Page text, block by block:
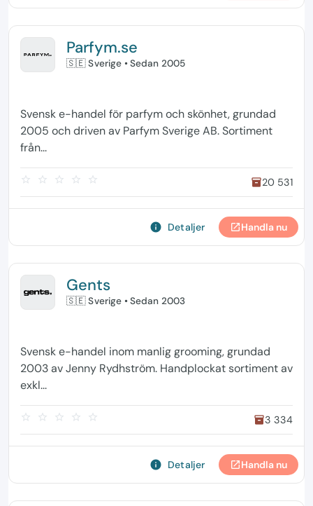
Parfym.se
🇸🇪 Sverige • Sedan 2005
Svensk e-handel för parfym och skönhet, grundad
2005 och driven av Parfym Sverige AB. Sortiment
från...
star_border star_border star_border star_border star_border inventory20 531
info Detaljer open_in_newHandla nu
Gents
🇸🇪 Sverige • Sedan 2003
Svensk e-handel inom manlig grooming, grundad
2003 av Jenny Rydhström. Handplockat sortiment av
exkl...
star_border star_border star_border star_border star_border inventory3 334
info Detaljer open_in_newHandla nu